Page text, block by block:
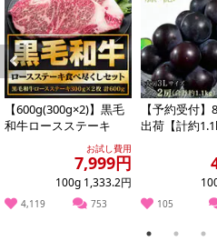
Previous
【600g(300g×2)】黒毛
和牛ロースステーキ
お試し費用
7,999円
100g 1,333.2円
4,119 753
【予約受付
出荷【計約
イズ×2房】
105
1 2 3